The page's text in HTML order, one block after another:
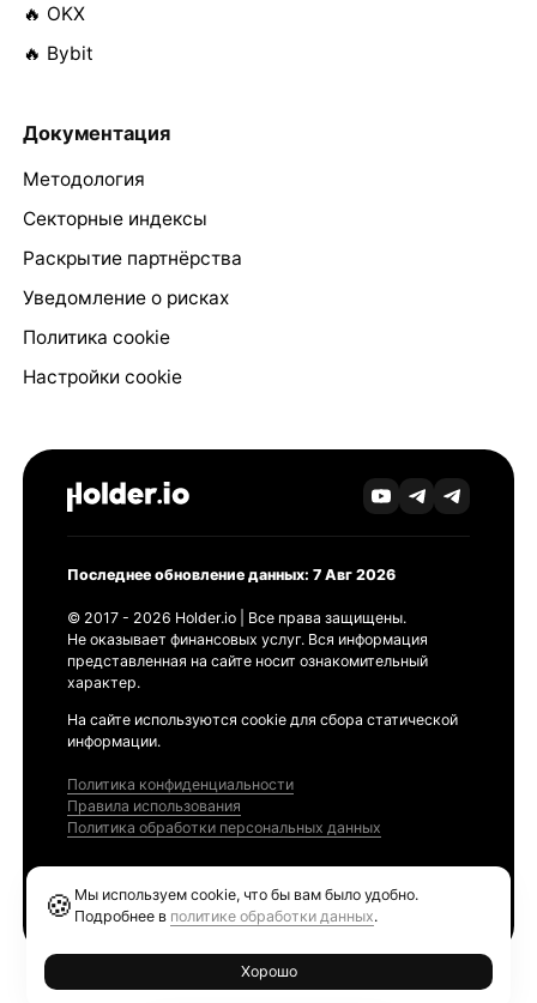
🔥 OKX
🔥 Bybit
Документация
Методология
Секторные индексы
Раскрытие партнёрства
Уведомление о рисках
Политика cookie
Настройки cookie
Последнее обновление данных: 7 Авг 2026
© 2017 - 2026 Holder.io | Все права защищены.
Не оказывает финансовых услуг. Вся информация
представленная на сайте носит ознакомительный
характер.
На сайте используются cookie для сбора статической
информации.
Политика конфиденциальности
Правила использования
Политика обработки персональных данных
🍪 Мы используем cookie, что бы вам было удобно.
Подробнее в политике обработки данных.
Хорошо
Ethereum GAS Tracker